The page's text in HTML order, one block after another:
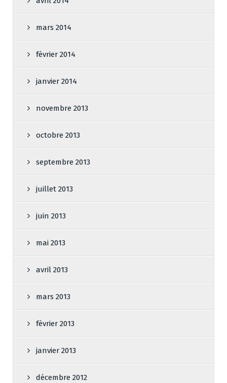
mars 2014
février 2014
janvier 2014
novembre 2013
octobre 2013
septembre 2013
juillet 2013
juin 2013
mai 2013
avril 2013
mars 2013
février 2013
janvier 2013
décembre 2012